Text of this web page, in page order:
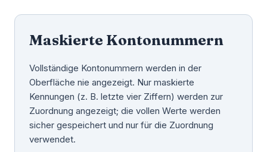
Maskierte Kontonummern
Vollständige Kontonummern werden in der
Oberfläche nie angezeigt. Nur maskierte
Kennungen (z. B. letzte vier Ziffern) werden zur
Zuordnung angezeigt; die vollen Werte werden
sicher gespeichert und nur für die Zuordnung
verwendet.